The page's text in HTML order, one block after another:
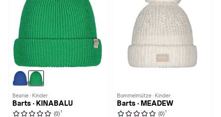
Beanie · Kinder
Barts · KINABALU
(0) 1
Bommelmütze · Kinder
Barts · MEADEW
(0) 1